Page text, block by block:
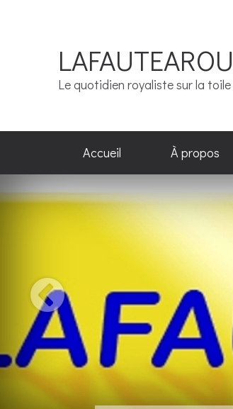
Le quotidien royaliste sur la
Accueil À propos